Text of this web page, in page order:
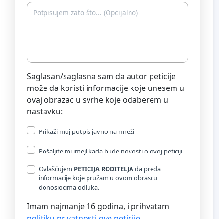
Saglasan/saglasna sam da autor peticije
može da koristi informacije koje unesem u
ovaj obrazac u svrhe koje odaberem u
nastavku:
Prikaži moj potpis javno na mreži
Pošaljite mi imejl kada bude novosti o ovoj peticiji
Ovlašćujem PETICIJA RODITELJAda preda
informacije koje pružam u ovom obrascu
donosiocima odluka.
Imam najmanje 16 godina, i prihvatam